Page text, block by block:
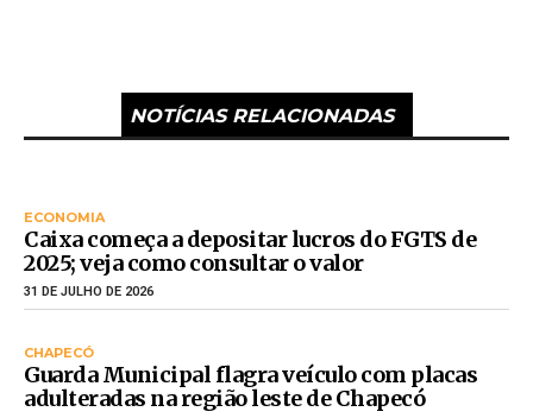
NOTÍCIAS RELACIONADAS
ECONOMIA
Caixa começa a depositar lucros do FGTS de
2025; veja como consultar o valor
31 DE JULHO DE 2026
CHAPECÓ
Guarda Municipal flagra veículo com placas
adulteradas na região leste de Chapecó